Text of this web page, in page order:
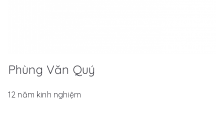
Phùng Văn Quý
12 năm kinh nghiệm